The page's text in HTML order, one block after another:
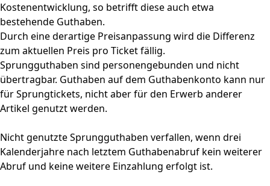
Kostenentwicklung, so betrifft diese auch etwa
bestehende Guthaben.
Durch eine derartige Preisanpassung wird die Differenz
zum aktuellen Preis pro Ticket fällig.
Sprungguthaben sind personengebunden und nicht
übertragbar. Guthaben auf dem Guthabenkonto kann nur
für Sprungtickets, nicht aber für den Erwerb anderer
Artikel genutzt werden.
Nicht genutzte Sprungguthaben verfallen, wenn drei
Kalenderjahre nach letztem Guthabenabruf kein weiterer
Abruf und keine weitere Einzahlung erfolgt ist.